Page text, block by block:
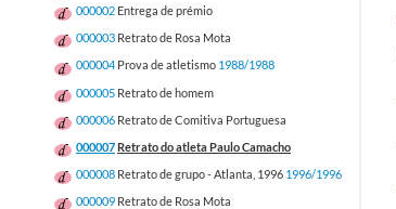
000002 Entrega de prémio
000003 Retrato de Rosa Mota
000004 Prova de atletismo 1988/1988
000005 Retrato de homem
000006 Retrato de Comitiva Portuguesa
000007Retrato do atleta Paulo Camacho
000008 Retrato de grupo - Atlanta, 1996 1996/1996
000009 Retrato de Rosa Mota